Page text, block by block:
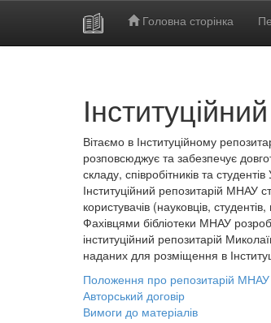
Головна сторінка
Вітаємо в Інституційному
розповсюджує та забезпечує
складу, співробітників та
Інституційний репозитарій МНАУ
користувачів (науковців,
Фахівцями бібліотеки МНАУ
інституційний репозитарій
наданих для розміщення в
Положення про репозитарій МНАУ
Авторський договір
Вимоги до матеріалів